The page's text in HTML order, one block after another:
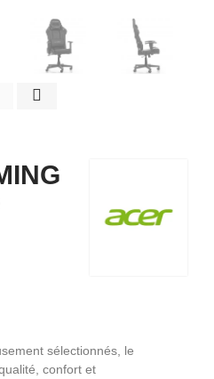
sélectionnés, le
confort et